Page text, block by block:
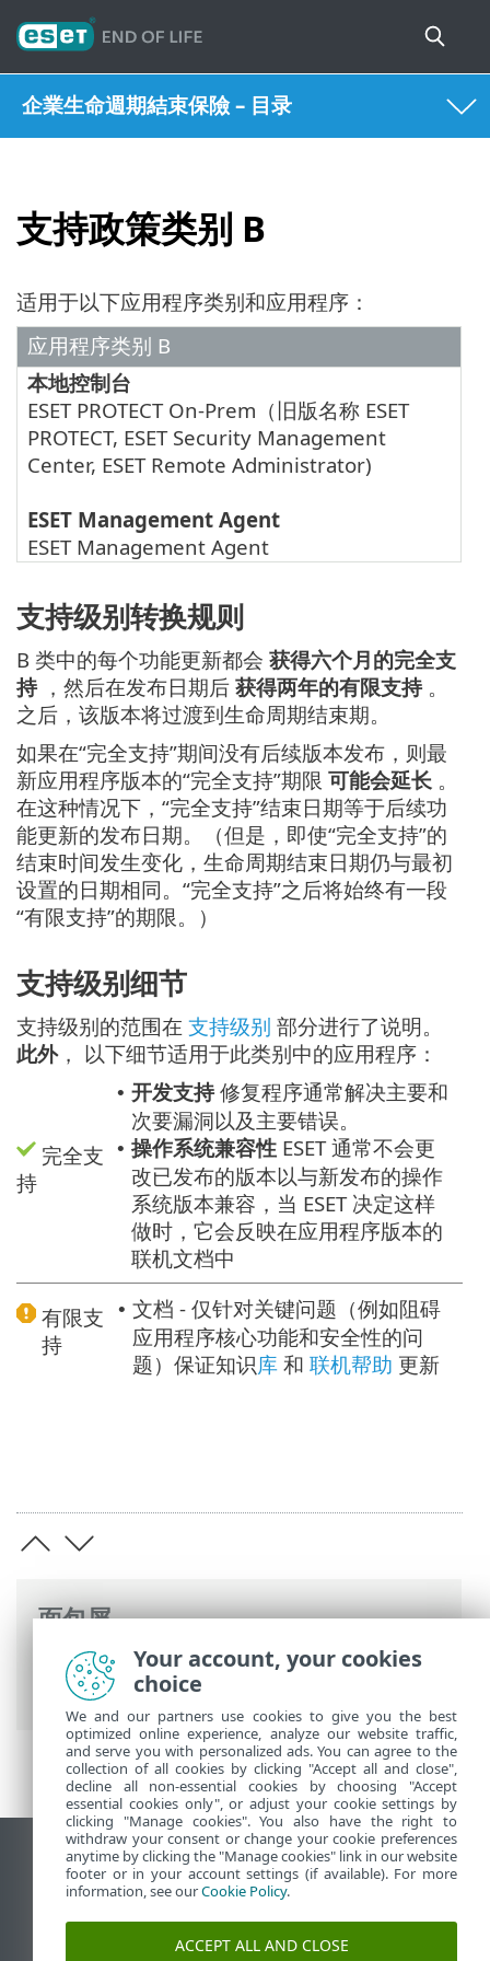
企業生命週期結束保險 – 目录
支持政策类别 B
面包屑
ESET 生命周期结束>企業生命週期結束保
>支持政策> 支持政策类别 B
适用于以下应用程序类别和应用程序：
应用程序类别 B
本地控制台
ESET PROTECT On-Prem （旧版名称 ESET
PROTECT, ESET Security Management
Center, ESET Remote Administrator)
ESET Management Agent
ESET Management Agent
支持级别转换规则
B 类中的每个功能更新都会 获得六个月的完全支
持，然后在发布日期后 获得两年的有限支持。
之后，该版本将过渡到生命周期结束期。
如果在“完全支持”期间没有后续版本发布，则最
新应用程序版本的“完全支持”期限 可能会延长 。
在这种情况下，“完全支持”结束日期等于后续功
能更新的发布日期。（但是，即使“完全支持”的
结束时间发生变化，生命周期结束日期仍与最初
设置的日期相同。“完全支持”之后将始终有一段
“有限支持”的期限。）
支持级别细节
支持级别的范围在 支持级别 部分进行了说明。
此外， 以下细节适用于此类别中的应用程序：
完全支
持
• 开发支持修复程序通常解决主要和
次要漏洞以及主要错误。
• 操作系统兼容性 ESET 通常不会更
改已发布的版本以与新发布的操作
系统版本兼容，当 ESET 决定这样
做时，它会反映在应用程序版本的
联机文档中
有限支
持
• 文档 - 仅针对关键问题（例如阻碍
应用程序核心功能和安全性的问
题）保证知识库 和 联机帮助 更新
查看桌面站点
End of Life
ESET 知识库
Your account, your cookies
choice
We and our partners use cookies to give you the best
optimized online experience, analyze our website traffic,
and serve you with personalized ads. You can agree to the
collection of all cookies by clicking "Accept all and close",
decline all non-essential cookies by choosing "Accept
essential cookies only", or adjust your cookie settings by
clicking "Manage cookies". You also have the right to
withdraw your consent or change your cookie preferences
anytime by clicking the "Manage cookies" link in our website
footer or in your account settings (if available). For more
information, see ourCookie Policy.
ACCEPT ALL AND CLOSE